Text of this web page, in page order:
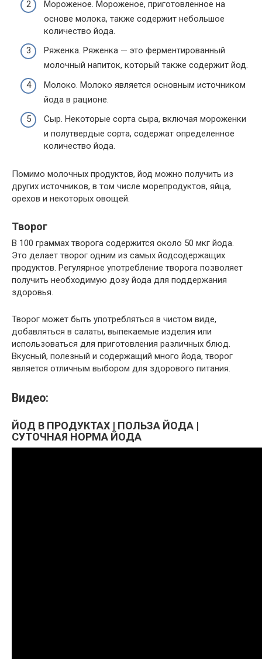
Мороженое. Мороженое, приготовленное на
основе молока, также содержит небольшое
количество йода.
Ряженка. Ряженка — это ферментированный
молочный напиток, который также содержит йод.
Молоко. Молоко является основным источником
йода в рационе.
Сыр. Некоторые сорта сыра, включая мороженки
и полутвердые сорта, содержат определенное
количество йода.
Помимо молочных продуктов, йод можно получить из
других источников, в том числе морепродуктов, яйца,
орехов и некоторых овощей.
Творог
В 100 граммах творога содержится около 50 мкг йода.
Это делает творог одним из самых йодсодержащих
продуктов. Регулярное употребление творога позволяет
получить необходимую дозу йода для поддержания
здоровья.
Творог может быть употребляться в чистом виде,
добавляться в салаты, выпекаемые изделия или
использоваться для приготовления различных блюд.
Вкусный, полезный и содержащий много йода, творог
является отличным выбором для здорового питания.
Видео:
ЙОД В ПРОДУКТАХ | ПОЛЬЗА ЙОДА |
СУТОЧНАЯ НОРМА ЙОДА